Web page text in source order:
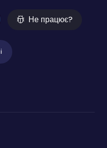
Не працює?